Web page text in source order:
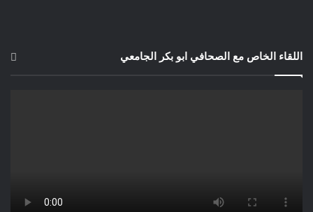
اللقاء الخاص مع الصحافي ابو بكر الجامعي